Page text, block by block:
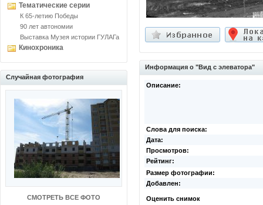
Тематические серии
К 65-летию Победы
90 лет автономии
Выставка Музея истории ГУЛАГа
Кинохроника
Случайная фотография
СМОТРЕТЬ ВСЕ ФОТО
Информация о "Вид с элеватора"
Описание:
Слова для поиска:
Дата:
Просмотров:
Рейтинг:
Размер фотографии:
Добавлен:
Оценить снимок